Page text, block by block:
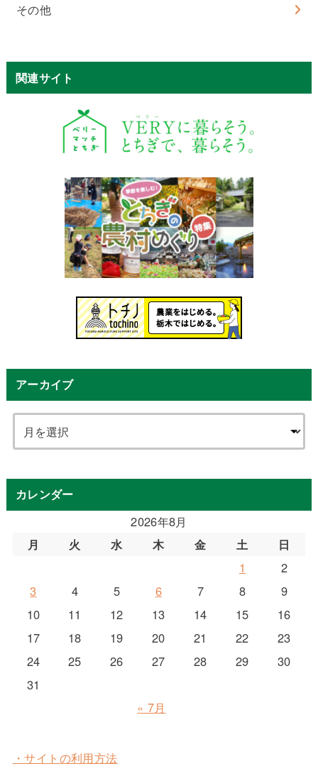
その他
関連サイト
アーカイブ
カレンダー
2026年8月
月
火 水 木 金 土
日
1
2
3
4 5 6 7 8
9
10
11 12 13 14 15
16
17
18 19 20 21 22
23
24
25 26 27 28 29
30
31
« 7月
・サイトの利用方法